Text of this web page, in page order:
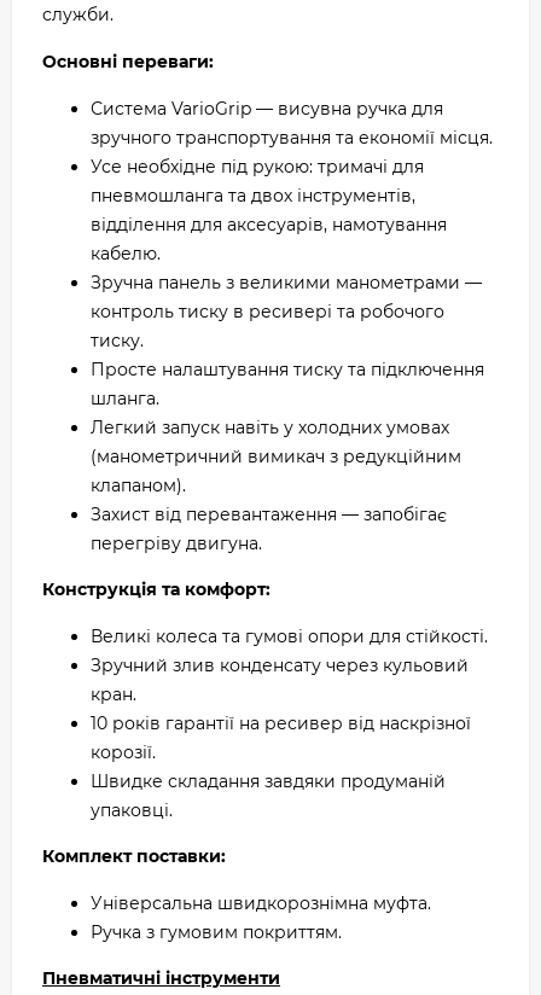
служби.
Основні переваги:
Система VarioGrip — висувна ручка для
зручного транспортування та економії місця.
Усе необхідне під рукою: тримачі для
пневмошланга та двох інструментів,
відділення для аксесуарів, намотування
кабелю.
Зручна панель з великими манометрами —
контроль тиску в ресивері та робочого
тиску.
Просте налаштування тиску та підключення
шланга.
Легкий запуск навіть у холодних умовах
(манометричний вимикач з редукційним
клапаном).
Захист від перевантаження — запобігає
перегріву двигуна.
Конструкція та комфорт:
Великі колеса та гумові опори для стійкості.
Зручний злив конденсату через кульовий
кран.
10 років гарантії на ресивер від наскрізної
корозії.
Швидке складання завдяки продуманій
упаковці.
Комплект поставки:
Універсальна швидкорознімна муфта.
Ручка з гумовим покриттям.
Пневматичні інструменти